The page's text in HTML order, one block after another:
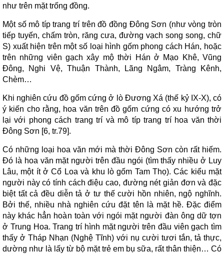
như trên mặt trống đồng.
Một số mô típ trang trí trên đồ đồng Đông Sơn (như vòng tròn
tiếp tuyến, chấm tròn, răng cưa, đường vạch song song, chữ
S) xuất hiện trên một số loại hình gốm phong cách Hán, hoặc
trên những viên gạch xây mộ thời Hán ở Mạo Khê, Vũng
Đông, Nghi Vệ, Thuận Thành, Lãng Ngâm, Tràng Kênh,
Chèm…
Khi nghiên cứu đồ gốm cứng ở lò Đương Xá (thế kỷ IX-X), có
ý kiến cho rằng, hoa văn trên đồ gốm cứng có xu hướng trở
lại với phong cách trang trí và mô típ trang trí hoa văn thời
Đông Sơn [6, tr.79].
Có những loại hoa văn mới mà thời Đông Sơn còn rất hiếm.
Đó là hoa văn mặt người trên đầu ngói (tìm thấy nhiều ở Luy
Lâu, một ít ở Cổ Loa và khu lò gốm Tam Thọ). Các kiểu mặt
người này có tính cách điệu cao, đường nét giản đơn và đặc
biệt tất cả đều diễn tả ở tư thế cười hồn nhiên, ngộ nghĩnh.
Bởi thế, nhiều nhà nghiên cứu đặt tên là mặt hề. Đặc điểm
này khác hẳn hoàn toàn với ngói mặt người đàn ông dữ tợn
ở Trung Hoa. Trang trí hình mặt người trên đầu viên gạch tìm
thấy ở Tháp Nhạn (Nghệ Tĩnh) với nụ cười tươi tắn, tả thực,
dường như là lấy từ bộ mặt trẻ em bụ sữa, rất thân thiện… Có